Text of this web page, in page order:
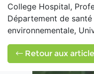
College Hospital,
Département de
environnementale,
Retour aux